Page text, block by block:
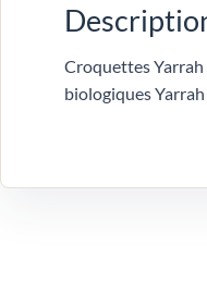
Croquettes Yarrah
biologiques